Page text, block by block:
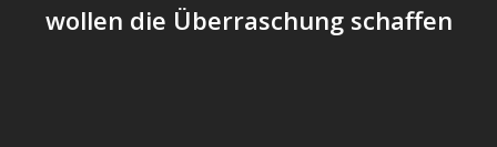
wollen die Überraschung schaffen